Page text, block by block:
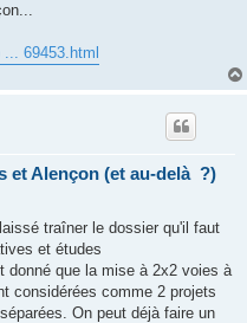
69453.html
et Alençon (et au-delà ?)
traîner le dossier qu'il faut
et études
donné que la mise à 2x2 voies à
considérées comme 2 projets
On peut déjà faire un